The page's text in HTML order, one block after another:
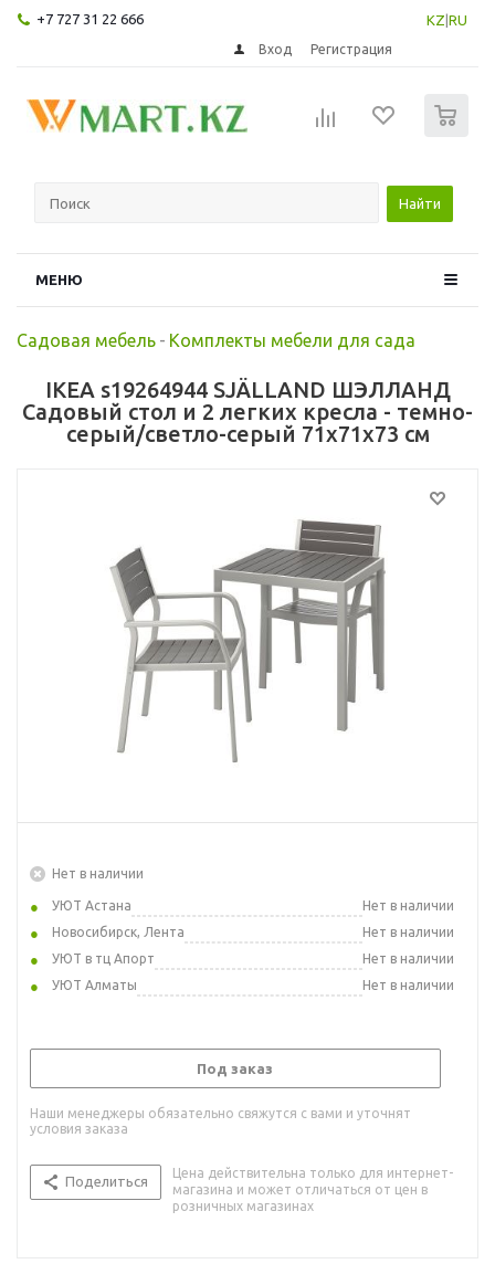
+7 727 31 22 666 KZ RU
Вход Регистрация
Найти
МЕНЮ
Садовая мебель - Комплекты мебели для сада
IKEA s19264944 SJÄLLAND ШЭЛЛАНД
Садовый стол и 2 легких кресла - темно-
серый/светло-серый 71x71x73 см
Нет в наличии
УЮТ Астана
Нет в наличии
Новосибирск, Лента
Нет в наличии
УЮТ в тц Апорт
Нет в наличии
УЮТ Алматы
Нет в наличии
Под заказ
Наши менеджеры обязательно свяжутся с вами и уточнят
условия заказа
Поделиться
Цена действительна только для интернет-
магазина и может отличаться от цен в
розничных магазинах